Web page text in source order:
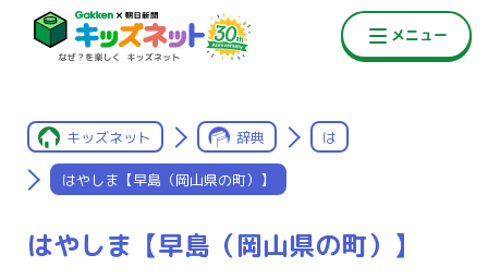
キッズネット 辞典 は
はやしま【早島（岡山県の町）】
はやしま【早島（岡山県の町）】